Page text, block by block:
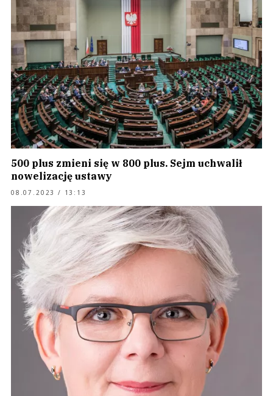
500 plus zmieni się w 800 plus. Sejm uchwalił
nowelizację ustawy
08.07.2023 / 13:13